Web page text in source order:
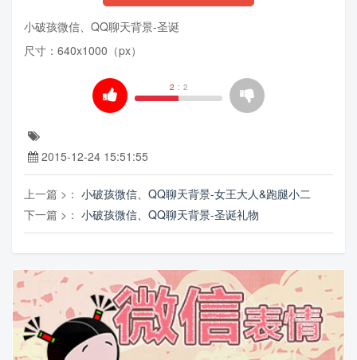
小破孩微信、QQ聊天背景-圣诞
尺寸：640x1000（px）
2 : 2
2015-12-24 15:51:55
上一篇 >： 小破孩微信、QQ聊天背景-女王大人&跑腿小二
下一篇 >： 小破孩微信、QQ聊天背景-圣诞礼物